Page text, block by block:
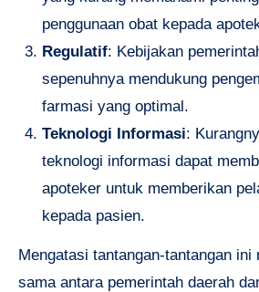
penggunaan obat kepada
Regulatif: Kebijakan
sepenuhnya mendukung
farmasi yang optimal.
Teknologi Informasi:
teknologi informasi dapat
apoteker untuk memberikan
kepada pasien.
Mengatasi tantangan-tantangan
sama antara pemerintah daerah